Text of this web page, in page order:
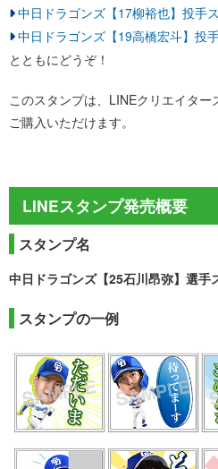
中日ドラゴンズ【17柳裕也】投手
中日ドラゴンズ【19高橋宏斗】投
とともにどうぞ！
このスタンプは、LINEクリエイタ
ご購入いただけます。
LINEスタンプ発売概要
スタンプ名
中日ドラゴンズ【25石川昂弥】選手
スタンプの一例